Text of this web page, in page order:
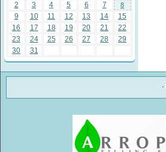
2
3 4 5 6 7 8
9 10 11 12 13 14
15
16
17 18 19 20 21
22
23
24 25 26 27 28
29
30
31
·